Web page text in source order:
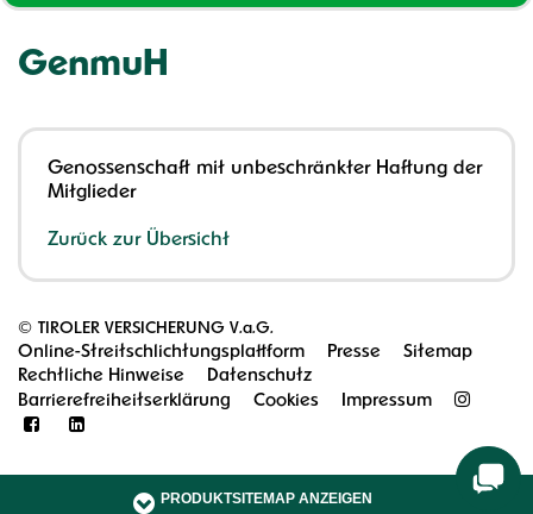
GenmuH
Genossenschaft mit unbeschränkter Haftung der
Mitglieder
Zurück zur Übersicht
© TIROLER VERSICHERUNG V.a.G.
Online-Streitschlichtungsplattform
Presse
Sitemap
Rechtliche Hinweise
Datenschutz
Barrierefreiheitserklärung
Cookies Impressum
PRODUKTSITEMAP ANZEIGEN